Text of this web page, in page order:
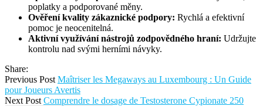
poplatky a podporované měny.
Ověření kvality zákaznické podpory: Rychlá a efektivní
pomoc je neocenitelná.
Aktivní využívání nástrojů zodpovědného hraní: Udržujte
kontrolu nad svými herními návyky.
Share:
Previous Post Maîtriser les Megaways au Luxembourg : Un Guide
pour Joueurs Avertis
Next Post Comprendre le dosage de Testosterone Cypionate 250